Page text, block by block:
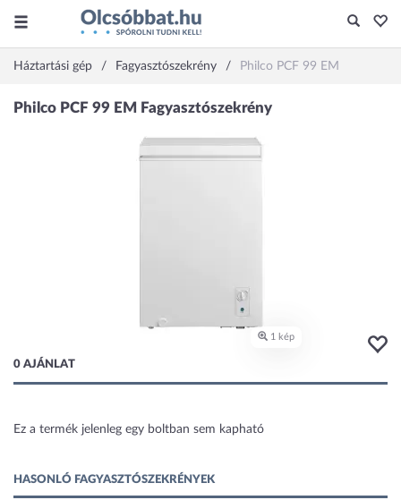
Háztartási gép Fagyasztószekrény Philco PCF 99 EM
0 AJÁNLAT
Ez a termék jelenleg egy boltban sem kapható
HASONLÓ FAGYASZTÓSZEKRÉNYEK